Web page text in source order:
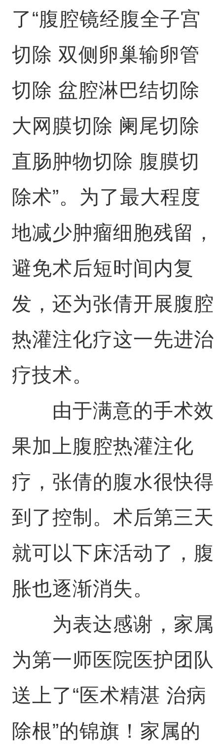
了“腹腔镜经腹全子宫
切除 双侧卵巢输卵管
切除 盆腔淋巴结切除
大网膜切除 阑尾切除
直肠肿物切除 腹膜切
除术”。为了最大程度
地减少肿瘤细胞残留，
避免术后短时间内复
发，还为张倩开展腹腔
热灌注化疗这一先进治
疗技术。
由于满意的手术效
果加上腹腔热灌注化
疗，张倩的腹水很快得
到了控制。术后第三天
就可以下床活动了，腹
胀也逐渐消失。
为表达感谢，家属
为第一师医院医护团队
送上了“医术精湛 治病
除根”的锦旗！家属的